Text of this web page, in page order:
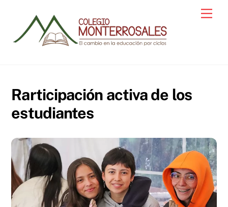
content
Rarticipación activa de los
estudiantes